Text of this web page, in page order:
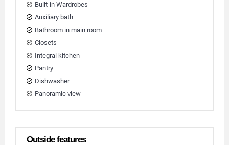
Built-in Wardrobes
Auxiliary bath
Bathroom in main room
Closets
Integral kitchen
Pantry
Dishwasher
Panoramic view
Outside features